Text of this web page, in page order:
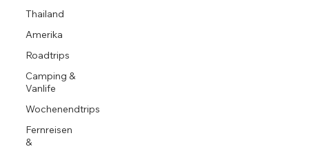
Thailand
Amerika
Roadtrips
Camping &
Vanlife
Wochenendtrips
Fernreisen
&